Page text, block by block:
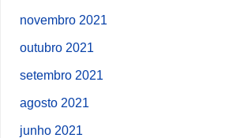
novembro 2021
outubro 2021
setembro 2021
agosto 2021
junho 2021